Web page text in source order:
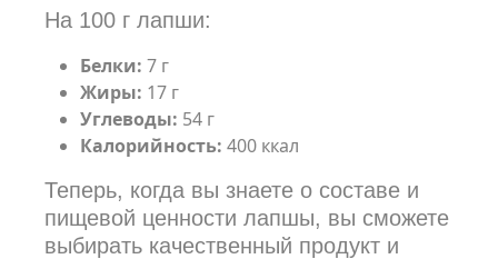
На 100 г лапши:
Белки: 7 г
Жиры: 17 г
Углеводы: 54 г
Калорийность: 400 ккал
Теперь, когда вы знаете о составе и
пищевой ценности лапшы, вы сможете
выбирать качественный продукт и